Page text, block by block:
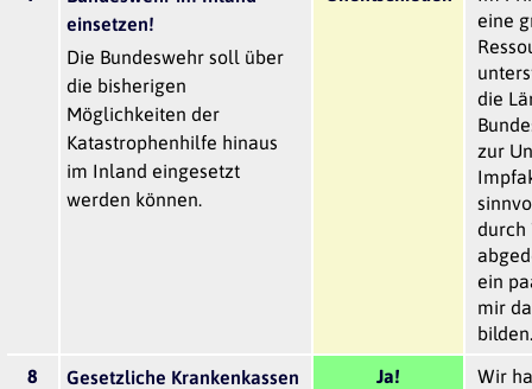
einsetzen!
Die Bundeswehr soll über
die bisherigen
Möglichkeiten der
Katastrophenhilfe hinaus
im Inland eingesetzt
werden können.
eine
die
zur
durch
ein
mir
bilden.
8
Gesetzliche Krankenkassen
Ja!
Wir